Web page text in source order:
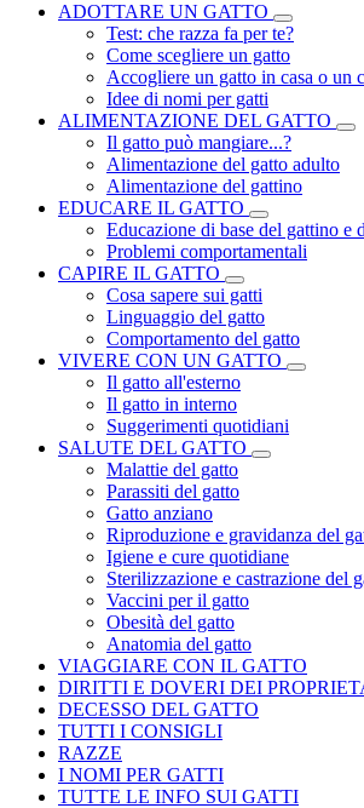
ADOTTARE UN GATTO
Test: che razza fa per te?
Come scegliere un gatto
Accogliere un gatto in casa o un
Idee di nomi per gatti
ALIMENTAZIONE DEL GATTO
Il gatto può mangiare...?
Alimentazione del gatto adulto
Alimentazione del gattino
EDUCARE IL GATTO
Educazione di base del gattino e
Problemi comportamentali
CAPIRE IL GATTO
Cosa sapere sui gatti
Linguaggio del gatto
Comportamento del gatto
VIVERE CON UN GATTO
Il gatto all'esterno
Il gatto in interno
Suggerimenti quotidiani
SALUTE DEL GATTO
Malattie del gatto
Parassiti del gatto
Gatto anziano
Riproduzione e gravidanza del
Igiene e cure quotidiane
Sterilizzazione e castrazione del
Vaccini per il gatto
Obesità del gatto
Anatomia del gatto
VIAGGIARE CON IL GATTO
DIRITTI E DOVERI DEI
DECESSO DEL GATTO
TUTTI I CONSIGLI
RAZZE
I NOMI PER GATTI
TUTTE LE INFO SUI GATTI